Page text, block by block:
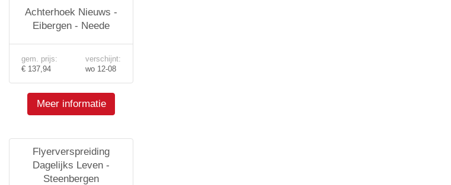
Achterhoek Nieuws -
Eibergen - Neede
gem. prijs:
€ 137,94
verschijnt:
wo 12-08
Meer informatie
Flyerverspreiding
Dagelijks Leven -
Steenbergen